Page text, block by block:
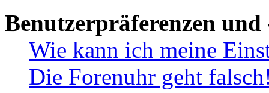
Benutzerpräferenzen und
Wie kann ich meine
Die Forenuhr geht